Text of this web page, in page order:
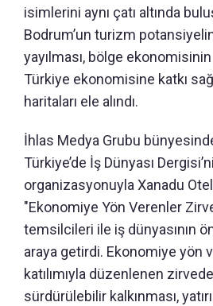
isimlerini aynı çatı altında
Bodrum’un turizm
yayılması, bölge
Türkiye ekonomisine katkı
haritaları ele alındı.
İhlas Medya Grubu
Türkiye’de İş Dünyası
organizasyonuyla Xanadu
"Ekonomiye Yön Verenler
temsilcileri ile iş dünyasının
araya getirdi. Ekonomiye yön
katılımıyla düzenlenen
sürdürülebilir kalkınması,